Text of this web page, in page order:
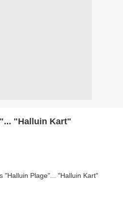
"Halluin Kart"